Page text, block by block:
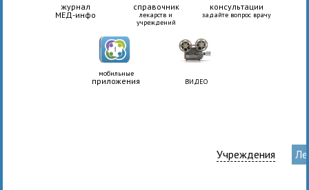
журнал
МЕД-инфо
справочник
лекарств и
учреждений
консультации
задайте вопрос врачу
мобильные
приложения ВИДЕО
Учреждения